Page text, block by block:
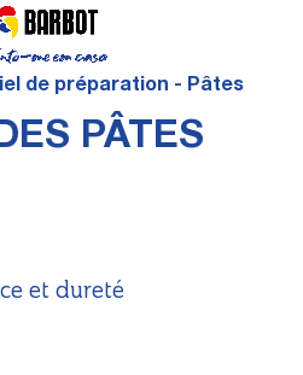
de préparation - Pâtes
PÂTES
et dureté